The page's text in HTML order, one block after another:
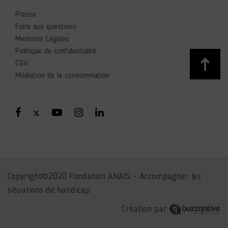
Presse
Foire aux questions
Mentions Légales
Politique de confidentialité
CGV
Médiation de la consommation
Copyright©2020 Fondation ANAIS – Accompagner les
situations de handicap
Création par